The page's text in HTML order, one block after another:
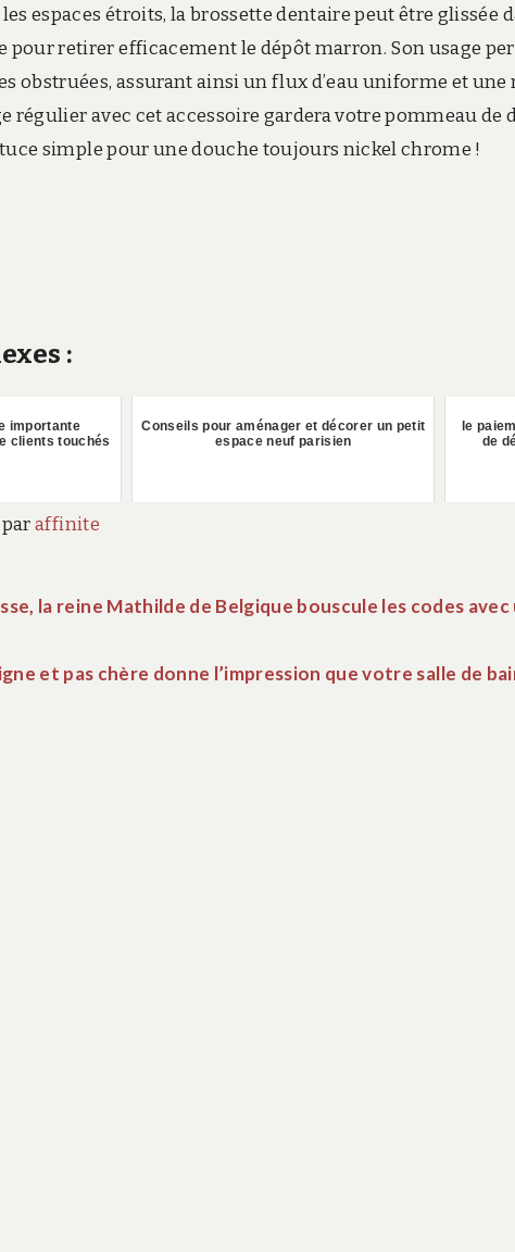
espaces étroits, la brossette dentaire peut être glissée
pour retirer efficacement le dépôt marron. Son usage
obstruées, assurant ainsi un flux d’eau uniforme et
régulier avec cet accessoire gardera votre pommeau
simple pour une douche toujours nickel chrome !
:
importante
clients touchés
Conseils pour aménager et décorer un petit
espace neuf parisien
le
de
paraffinite
la reine Mathilde de Belgique bouscule les codes
et pas chère donne l’impression que votre salle de